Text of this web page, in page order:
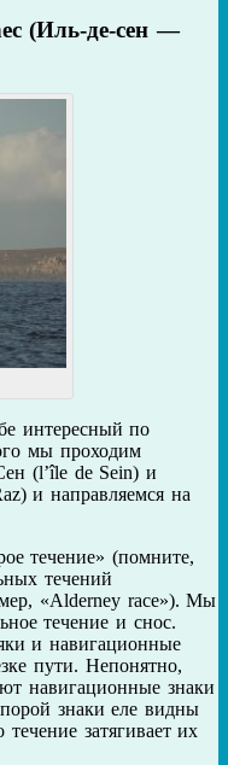
(Иль-де-сен —
интересный по
мы проходим
(l’île de Sein) и
и направляемся на
течение» (помните,
течений
«Alderney race»). Мы
течение и снос.
и навигационные
пути. Непонятно,
навигационные знаки
знаки еле видны
затягивает их